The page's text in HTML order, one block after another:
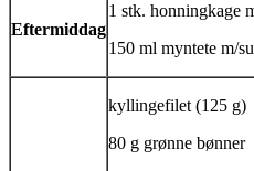
Eftermiddag
1 stk. honningkage
150 ml myntete m/
kyllingefilet (125 g)
80 g grønne bønner